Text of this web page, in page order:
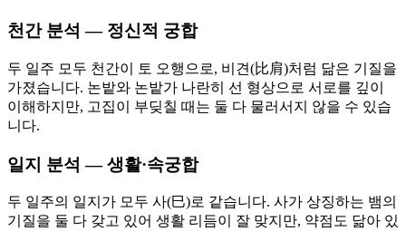
천간 분석 — 정신적 궁합
두 일주 모두 천간이 토 오행으로, 비견(比肩)처럼 닮은 기질을
가졌습니다. 논밭와 논밭가 나란히 선 형상으로 서로를 깊이
이해하지만, 고집이 부딪칠 때는 둘 다 물러서지 않을 수 있습
니다.
일지 분석 — 생활·속궁합
두 일주의 일지가 모두 사(巳)로 같습니다. 사가 상징하는 뱀의
기질을 둘 다 갖고 있어 생활 리듬이 잘 맞지만, 약점도 닮아 있